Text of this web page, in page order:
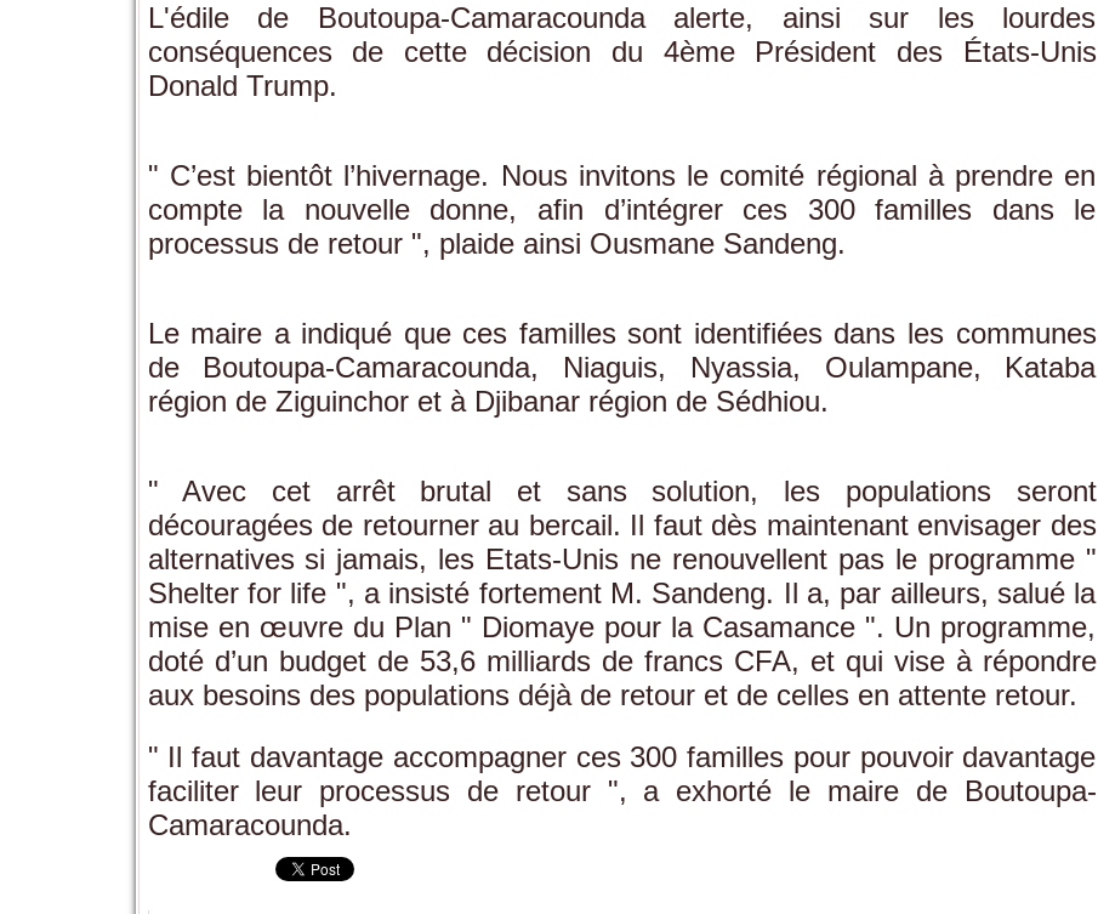
L'édile de Boutoupa-Camaracounda alerte, ainsi sur les lourdes
conséquences de cette décision du 4ème Président des États-Unis
Donald Trump.
" C’est bientôt l’hivernage. Nous invitons le comité régional à prendre en
compte la nouvelle donne, afin d’intégrer ces 300 familles dans le
processus de retour ", plaide ainsi Ousmane Sandeng.
Le maire a indiqué que ces familles sont identifiées dans les communes
de Boutoupa-Camaracounda, Niaguis, Nyassia, Oulampane, Kataba
région de Ziguinchor et à Djibanar région de Sédhiou.
" Avec cet arrêt brutal et sans solution, les populations seront
découragées de retourner au bercail. Il faut dès maintenant envisager des
alternatives si jamais, les Etats-Unis ne renouvellent pas le programme "
Shelter for life ", a insisté fortement M. Sandeng. Il a, par ailleurs, salué la
mise en œuvre du Plan " Diomaye pour la Casamance ". Un programme,
doté d’un budget de 53,6 milliards de francs CFA, et qui vise à répondre
aux besoins des populations déjà de retour et de celles en attente retour.
" Il faut davantage accompagner ces 300 familles pour pouvoir davantage
faciliter leur processus de retour ", a exhorté le maire de Boutoupa-
Camaracounda.